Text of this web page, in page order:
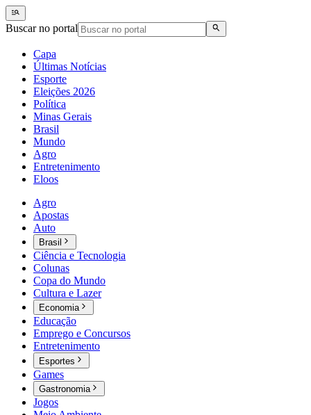
Buscar no portal
Capa
Últimas Notícias
Esporte
Eleições 2026
Política
Minas Gerais
Brasil
Mundo
Agro
Entretenimento
Eloos
Agro
Apostas
Auto
Brasil
Ciência e Tecnologia
Colunas
Copa do Mundo
Cultura e Lazer
Economia
Educação
Emprego e Concursos
Entretenimento
Esportes
Games
Gastronomia
Jogos